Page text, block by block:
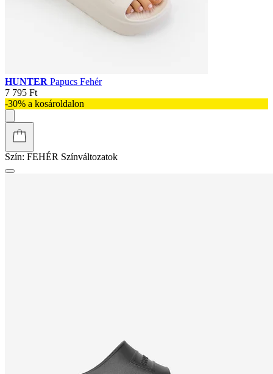
HUNTER Papucs Fehér
7 795 Ft
-30% a kosároldalon
Szín: FEHÉR Színváltozatok